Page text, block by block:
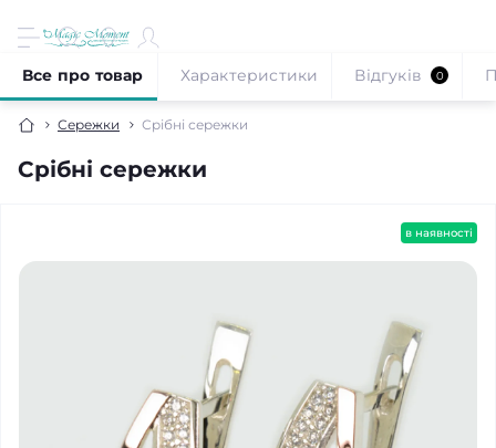
Сережки Срібні сережки
Срібні сережки
Все про товар Характеристики Відгуків 0
в наявності